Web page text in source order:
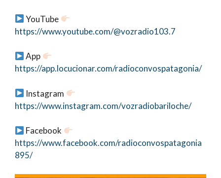
YouTube
https://www.youtube.com/@vozradio103.7
App
https://app.locucionar.com/radioconvospatagonia/
Instagram
https://www.instagram.com/vozradiobariloche/
Facebook
https://www.facebook.com/radioconvospatagonia
895/